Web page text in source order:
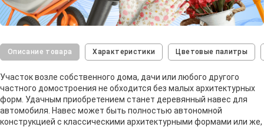
Описание товара Характеристики Цветовые палитры
Участок возле собственного дома, дачи или любого другого
частного домостроения не обходится без малых архитектурных
форм. Удачным приобретением станет деревянный навес для
автомобиля. Навес может быть полностью автономной
конструкцией с классическими архитектурными формами или же,